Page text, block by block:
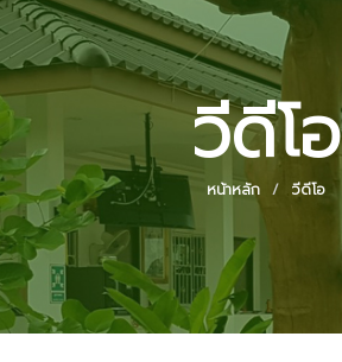
วีดีโอ
หน้าหลัก วีดีโอ